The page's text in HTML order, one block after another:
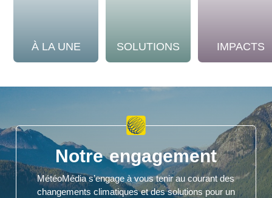
À LA UNE SOLUTIONS IMPACTS
Notre engagement
MétéoMédia s’engage à vous tenir au courant des
changements climatiques et des solutions pour un